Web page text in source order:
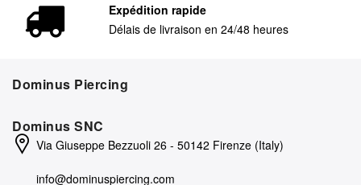
Expédition rapide
Délais de livraison en 24/48 heures
Dominus Piercing
Dominus SNC
Via Giuseppe Bezzuoli 26 - 50142 Firenze (Italy)
info@dominuspiercing.com